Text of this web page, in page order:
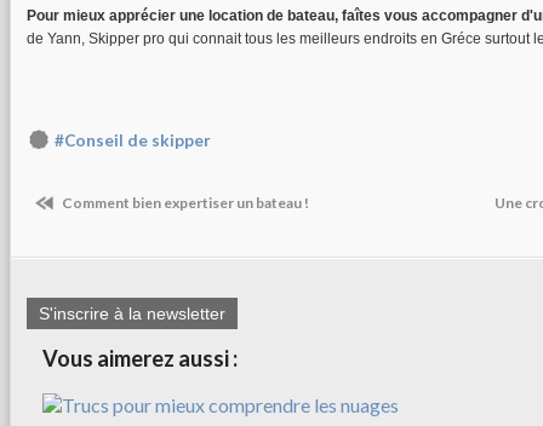
Pour mieux apprécier une location de bateau, faîtes vous accompagner
de Yann, Skipper pro qui connait tous les meilleurs endroits en Gréce
#Conseil de skipper
Comment bien expertiser un bateau ! Une
S'inscrire à la newsletter
Vous aimerez aussi :